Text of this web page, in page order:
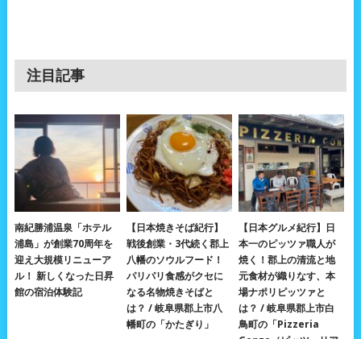
注目記事
南紀勝浦温泉「ホテル
浦島」が創業70周年を
迎え大規模リニューア
ル！ 新しくなった日昇
館の宿泊体験記
【日本焼きそば紀行】
戦後創業・3代続く郡上
八幡のソウルフード！
パリパリ食感がクセに
なる名物焼きそばと
は？ / 岐阜県郡上市八
幡町の「かたぎり」
【日本グルメ紀行】日
本一のピッツァ職人が
焼く！郡上の清流と地
元食材が織りなす、本
場ナポリピッツァと
は？ / 岐阜県郡上市白
鳥町の「Pizzeria